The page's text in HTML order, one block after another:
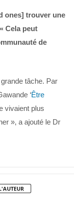
ones] trouver une
Cela peut
de
tâche. Par
‘Être
vivaient plus
», a ajouté le Dr